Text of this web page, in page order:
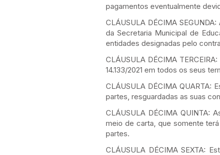
pagamentos eventualmente
CLÁUSULA DÉCIMA
da Secretaria Municipal de
entidades designadas pelo
CLÁUSULA DÉCIMA
14.133/2021 em todos os seus
CLÁUSULA DÉCIMA QUARTA:
partes, resguardadas as suas
CLÁUSULA DÉCIMA QUINTA:
meio de carta, que somente
partes.
CLÁUSULA DÉCIMA SEXTA: